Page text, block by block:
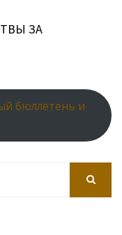
ЗА
бюллетень и